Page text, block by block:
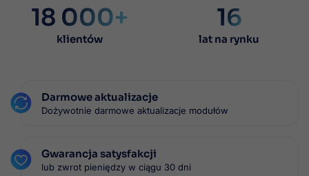
18 000+
klientów
16
lat na rynku
Darmowe aktualizacje
Dożywotnie darmowe aktualizacje modułów
Gwarancja satysfakcji
lub zwrot pieniędzy w ciągu 30 dni